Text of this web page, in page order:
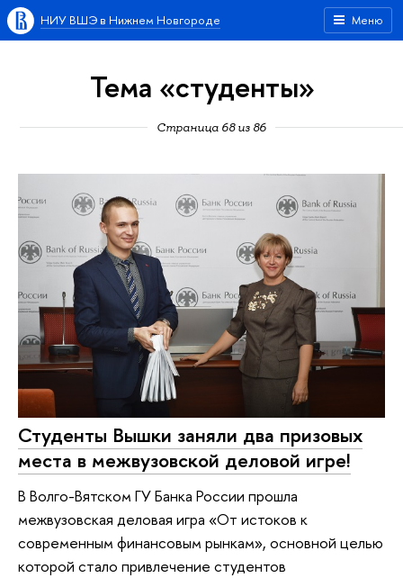
Меню
НИУ ВШЭ в Нижнем Новгороде
Тема «студенты»
Страница 68 из 86
Студенты Вышки заняли два призовых
места в межвузовской деловой игре!
В Волго-Вятском ГУ Банка России прошла
межвузовская деловая игра «От истоков к
современным финансовым рынкам», основной целью
которой стало привлечение студентов